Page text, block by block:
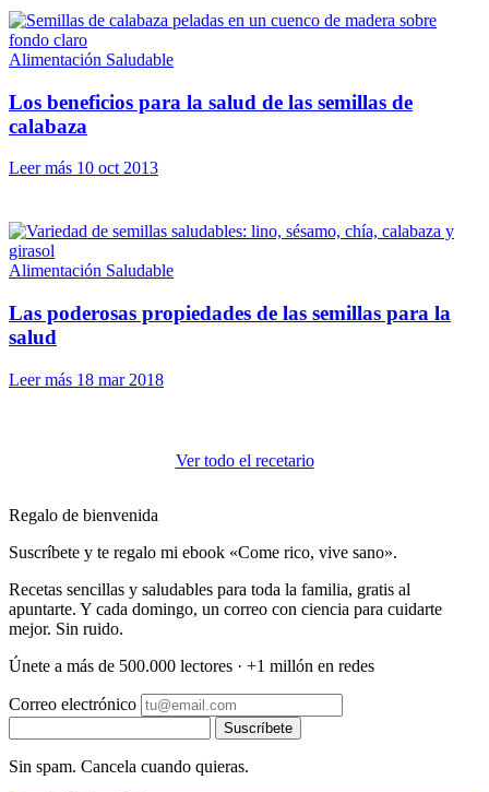
Alimentación Saludable
Los beneficios para la salud de las semillas de
calabaza
Leer más 10 oct 2013
Alimentación Saludable
Las poderosas propiedades de las semillas para la
salud
Leer más 18 mar 2018
Ver todo el recetario
Regalo de bienvenida
Suscríbete y te regalo mi ebook «Come rico, vive sano».
Recetas sencillas y saludables para toda la familia, gratis al
apuntarte. Y cada domingo, un correo con ciencia para cuidarte
mejor. Sin ruido.
Únete a más de 500.000 lectores · +1 millón en redes
Correo electrónico
Suscríbete
Sin spam. Cancela cuando quieras.